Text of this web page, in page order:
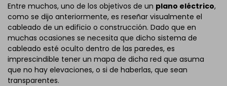
Entre muchos, uno de los objetivos de un plano eléctrico,
como se dijo anteriormente, es reseñar visualmente el
cableado de un edificio o construcción. Dado que en
muchas ocasiones se necesita que dicho sistema de
cableado esté oculto dentro de las paredes, es
imprescindible tener un mapa de dicha red que asuma
que no hay elevaciones, o si de haberlas, que sean
transparentes.